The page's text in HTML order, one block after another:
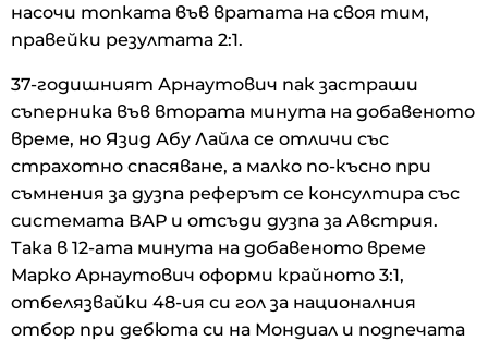
насочи топката във вратата на своя тим,
правейки резултата 2:1.
37-годишният Арнаутович пак застраши
съперника във втората минута на добавеното
време, но Язид Абу Лайла се отличи със
страхотно спасяване, а малко по-късно при
съмнения за дузпа реферът се консултира със
системата ВАР и отсъди дузпа за Австрия.
Така в 12-ата минута на добавеното време
Марко Арнаутович оформи крайното 3:1,
отбелязвайки 48-ия си гол за националния
отбор при дебюта си на Мондиал и подпечата